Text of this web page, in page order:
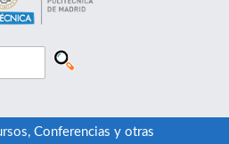
Conferencias y otras